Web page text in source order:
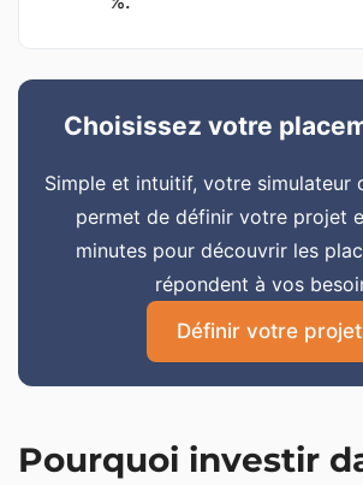
Choisissez votre
Simple et intuitif, votre simulateur
permet de définir votre projet
minutes pour découvrir les
répondent à vos
Définir votre projet
Pourquoi investir